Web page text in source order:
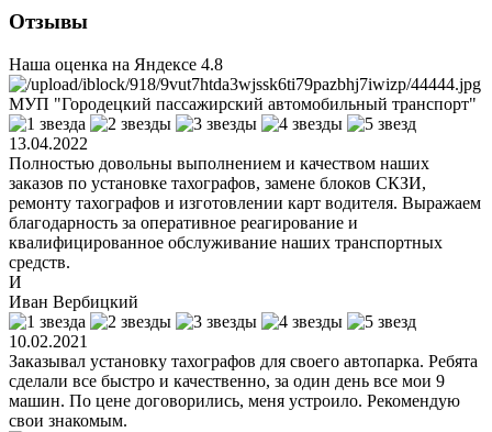
Отзывы
Наша оценка на Яндексе 4.8
МУП "Городецкий пассажирский автомобильный транспорт"
13.04.2022
Полностью довольны выполнением и качеством наших
заказов по установке тахографов, замене блоков СКЗИ,
ремонту тахографов и изготовлении карт водителя. Выражаем
благодарность за оперативное реагирование и
квалифицированное обслуживание наших транспортных
средств.
И
Иван Вербицкий
10.02.2021
Заказывал установку тахографов для своего автопарка. Ребята
сделали все быстро и качественно, за один день все мои 9
машин. По цене договорились, меня устроило. Рекомендую
свои знакомым.